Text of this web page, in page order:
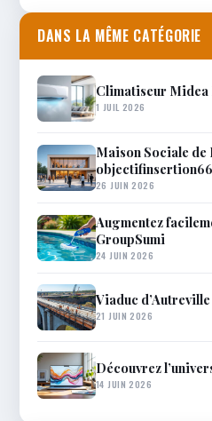
DANS LA MÊME CATÉGORIE
Climatiseur Midea
1 JUIL 2026
Maison Sociale de
26 JUIN 2026
Augmentez
GroupSumi
24 JUIN 2026
Viaduc
21 JUIN 2026
Découvrez
14 JUIN 2026